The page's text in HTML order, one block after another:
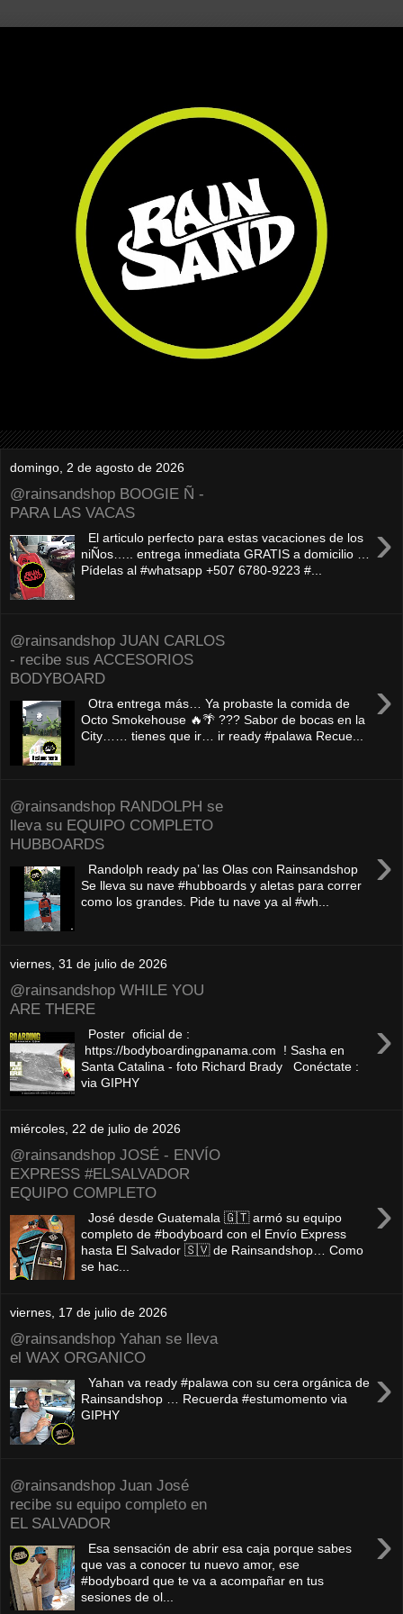
domingo, 2 de agosto de 2026
@rainsandshop BOOGIE Ñ -
PARA LAS VACAS
›
El articulo perfecto para estas vacaciones de los
niÑos….. entrega inmediata GRATIS a domicilio …
Pídelas al #whatsapp +507 6780-9223 #...
@rainsandshop JUAN CARLOS
- recibe sus ACCESORIOS
BODYBOARD
›
Otra entrega más… Ya probaste la comida de
Octo Smokehouse 🔥🌴 ??? Sabor de bocas en la
City…… tienes que ir… ir ready #palawa Recue...
@rainsandshop RANDOLPH se
lleva su EQUIPO COMPLETO
HUBBOARDS
›
Randolph ready pa’ las Olas con Rainsandshop
Se lleva su nave #hubboards y aletas para correr
como los grandes. Pide tu nave ya al #wh...
viernes, 31 de julio de 2026
@rainsandshop WHILE YOU
ARE THERE
›
Poster oficial de :
https://bodyboardingpanama.com ! Sasha en
Santa Catalina - foto Richard Brady Conéctate :
via GIPHY
miércoles, 22 de julio de 2026
@rainsandshop JOSÉ - ENVÍO
EXPRESS #ELSALVADOR
EQUIPO COMPLETO
›
José desde Guatemala 🇬🇹 armó su equipo
completo de #bodyboard con el Envío Express
hasta El Salvador 🇸🇻 de Rainsandshop… Como
se hac...
viernes, 17 de julio de 2026
@rainsandshop Yahan se lleva
el WAX ORGANICO
›
Yahan va ready #palawa con su cera orgánica de
Rainsandshop … Recuerda #estumomento via
GIPHY
@rainsandshop Juan José
recibe su equipo completo en
EL SALVADOR
›
Esa sensación de abrir esa caja porque sabes
que vas a conocer tu nuevo amor, ese
#bodyboard que te va a acompañar en tus
sesiones de ol...